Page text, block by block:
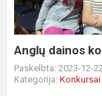
Anglų dainos
Paskelbta: 2023-12-
Kategorija: Konkursai